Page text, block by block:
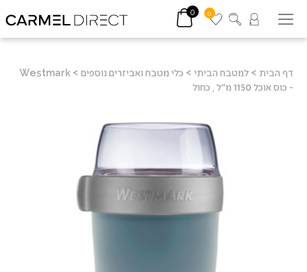
0
0
דף הבית > למטבח הביתי > כלי מטבח ואביזרים נוספים >
Westmark
- כוס אוכל 1150 מ"ל , כחול